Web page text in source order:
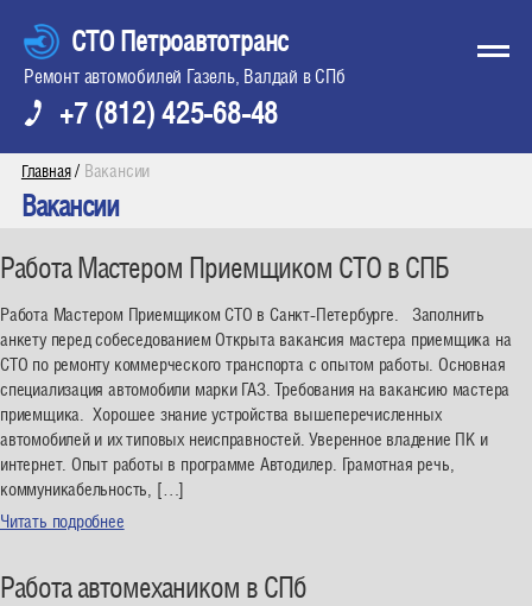
СТО Петроавтотранс
Ремонт автомобилей Газель, Валдай в СПб
+7 (812) 425-68-48
Главная/ Вакансии
Вакансии
Работа Мастером Приемщиком СТО в СПБ
Работа Мастером Приемщиком СТО в Санкт-Петербурге. Заполнить
анкету перед собеседованием Открыта вакансия мастера приемщика на
СТО по ремонту коммерческого транспорта с опытом работы. Основная
специализация автомобили марки ГАЗ. Требования на вакансию мастера
приемщика. Хорошее знание устройства вышеперечисленных
автомобилей и их типовых неисправностей. Уверенное владение ПК и
интернет. Опыт работы в программе Автодилер. Грамотная речь,
коммуникабельность, […]
Читать подробнее
Работа автомехаником в СПб